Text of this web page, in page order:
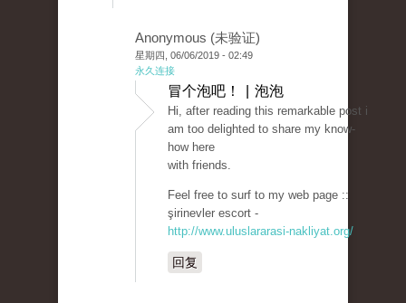
Anonymous (未验证)
星期四, 06/06/2019 - 02:49
永久连接
冒个泡吧！ | 泡泡
Hi, after reading this remarkable post i
am too delighted to share my know-
how here
with friends.
Feel free to surf to my web page ::
şirinevler escort -
http://www.uluslararasi-nakliyat.org/
回复